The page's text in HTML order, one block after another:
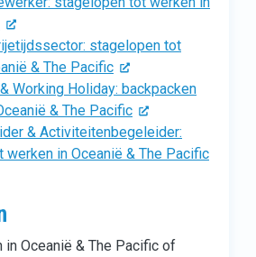
stagelopen tot
& The Pacific
Working Holiday: backpacken
& The Pacific
& Activiteitenbegeleider:
werken in Oceanië & The Pacific
Oceanië & The Pacific of